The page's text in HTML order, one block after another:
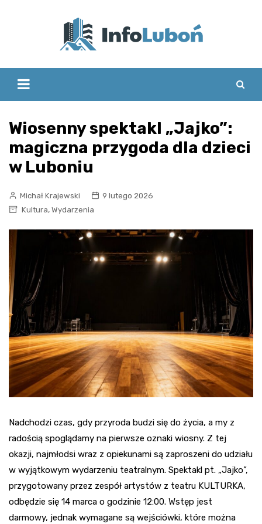
Wiosenny spektakl „Jajko”:
magiczna przygoda dla dzieci
w Luboniu
Michał Krajewski
9 lutego 2026
Kultura, Wydarzenia
Nadchodzi czas, gdy przyroda budzi się do życia, a my z
radością spoglądamy na pierwsze oznaki wiosny. Z tej
okazji, najmłodsi wraz z opiekunami są zaproszeni do udziału
w wyjątkowym wydarzeniu teatralnym. Spektakl pt. „Jajko”,
przygotowany przez zespół artystów z teatru KULTURKA,
odbędzie się 14 marca o godzinie 12:00. Wstęp jest
darmowy, jednak wymagane są wejściówki, które można